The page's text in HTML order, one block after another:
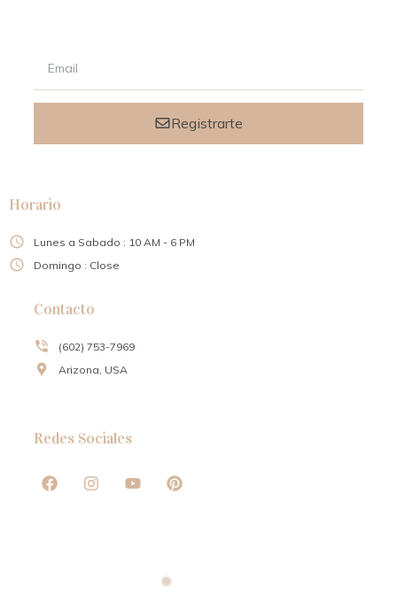
Registrarte
Horario
Lunes a Sabado : 10 AM - 6 PM
Domingo : Close
Contacto
(602) 753-7969
Arizona, USA
Redes Sociales